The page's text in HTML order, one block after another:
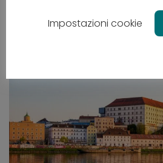
Impostazioni cookie